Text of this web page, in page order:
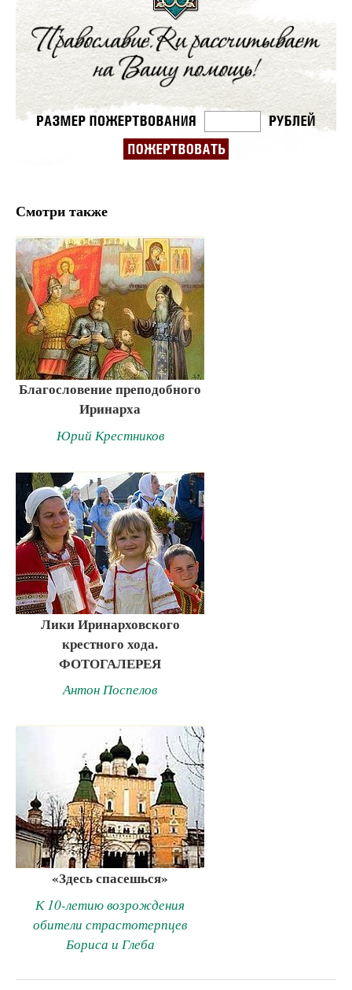
Смотри также
Благословение преподобного
Иринарха
Юрий Крестников
Лики Иринарховского
крестного хода.
ФОТОГАЛЕРЕЯ
Антон Поспелов
«Здесь спасешься»
К 10-летию возрождения
обители страстотерпцев
Бориса и Глеба